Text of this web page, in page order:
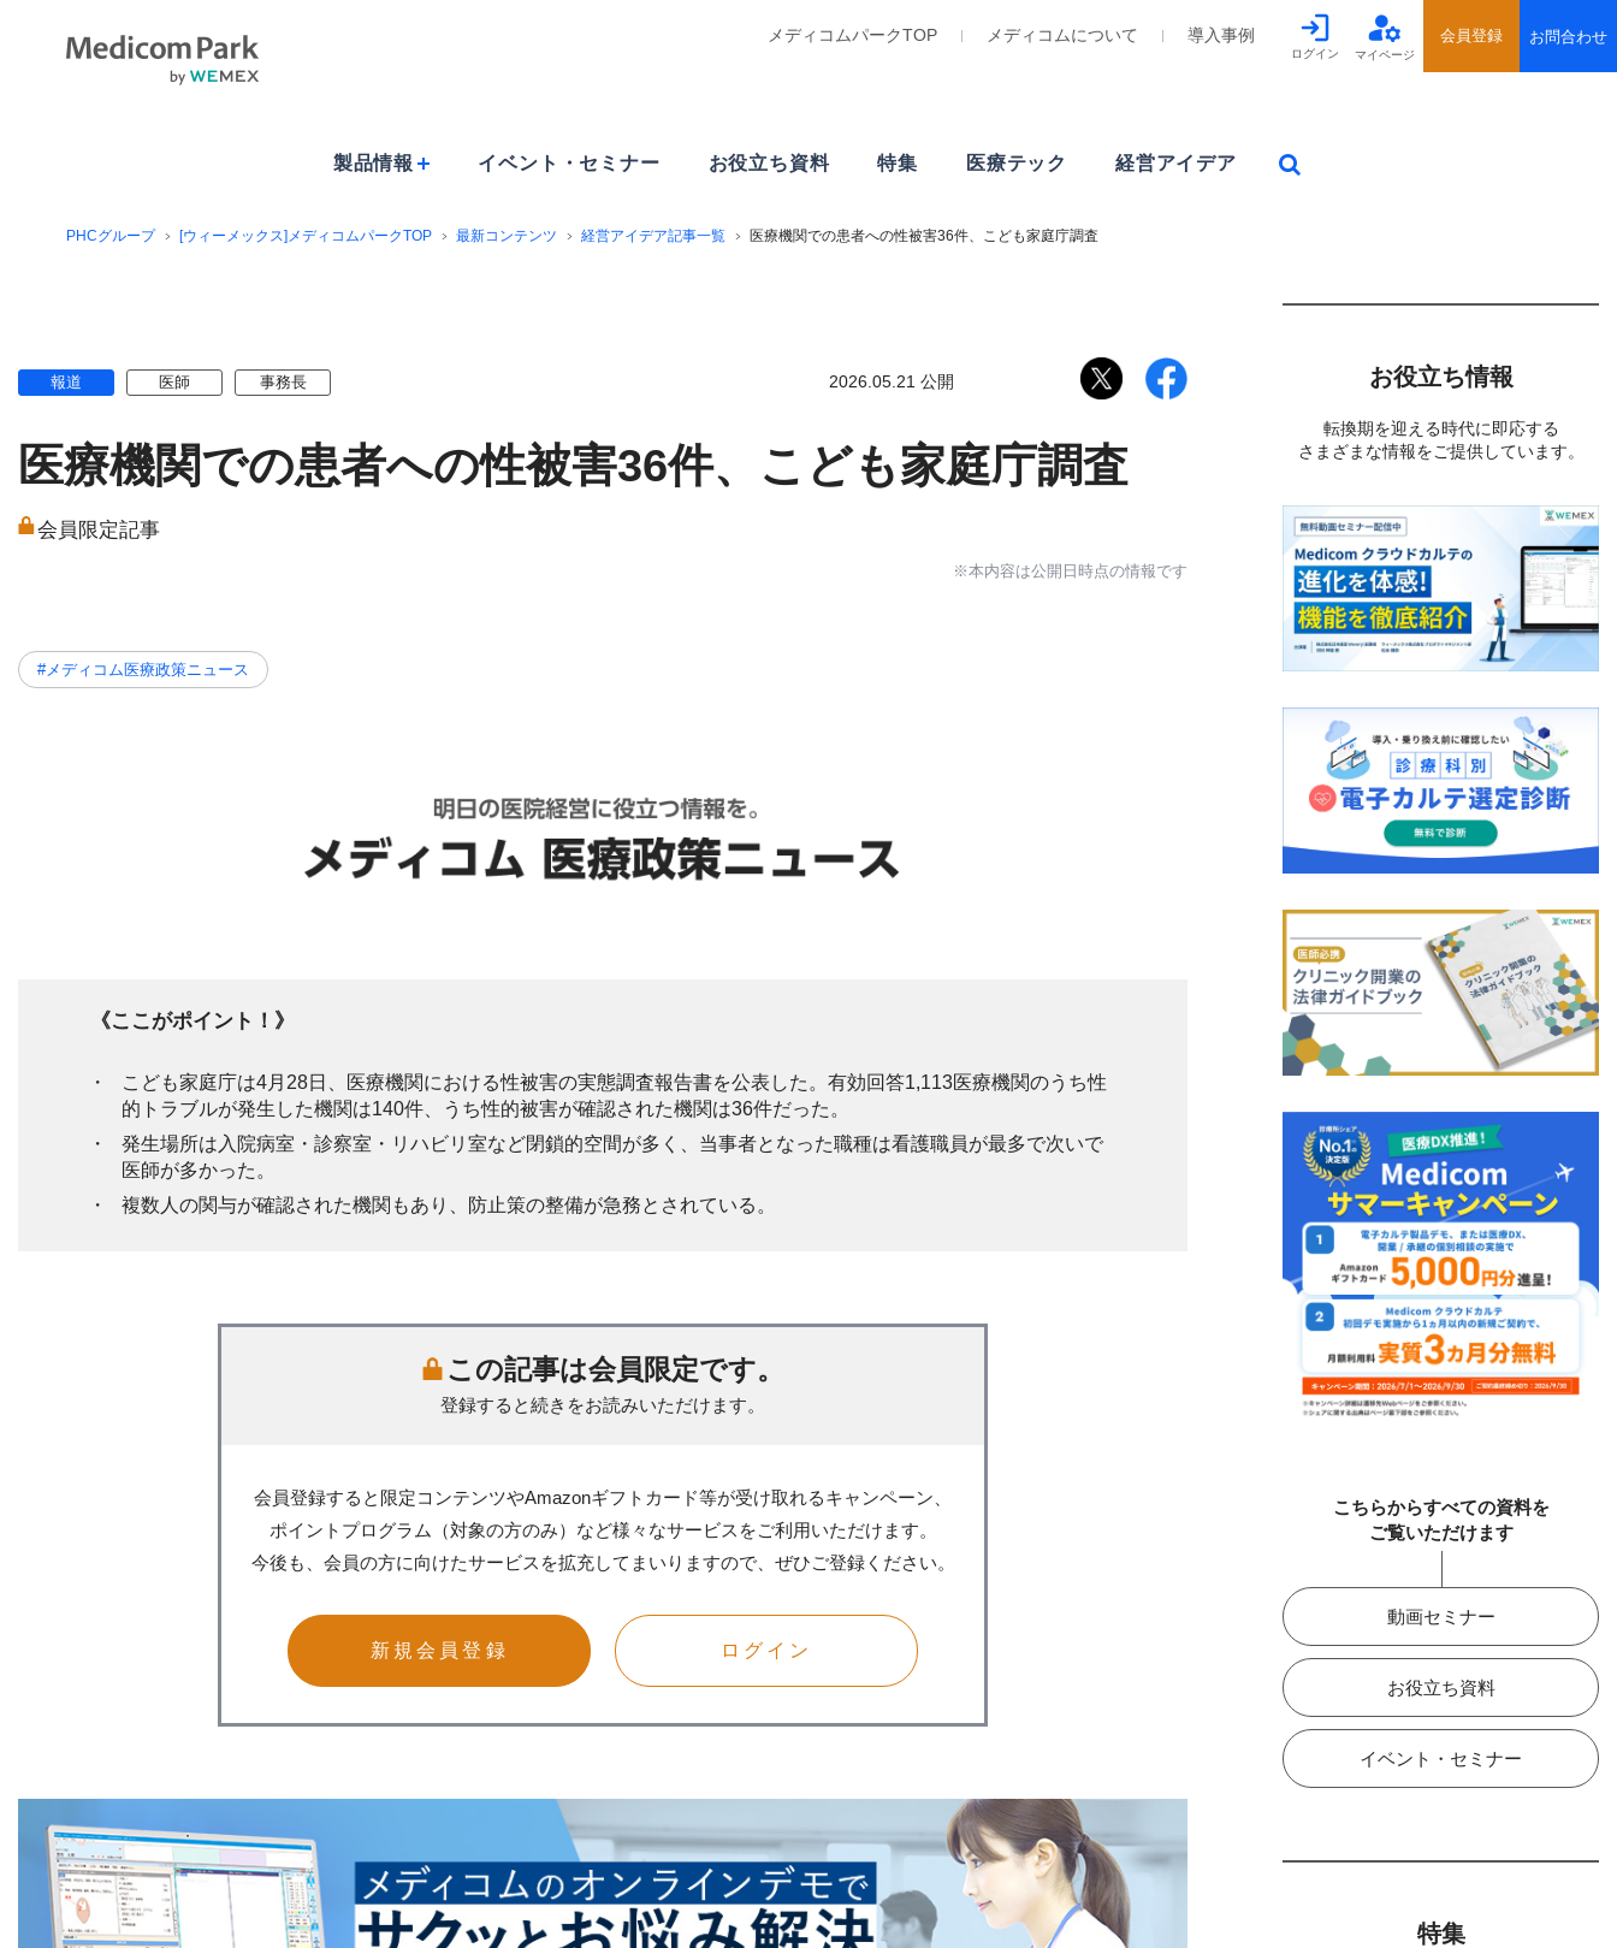
製品情報 イベント・ セミナー お役立ち資料 特集 医療テック 経営アイデア
メディコムパークTOP メディコムについて 導入事例
ログイン マイページ
PHCグループ [ウィーメックス]メディコムパークTOP 最新コンテンツ 経営アイデア記事一覧 医療機関での患者への性被害36件、こども家庭庁調査
報道 医師 事務長 2026.05.21 公開
医療機関での患者への性被害36件、こども家庭庁調査
会員限定記事
※本内容は公開日時点の情報です
#メディコム医療政策ニュース
《ここがポイント！》
こども家庭庁は4月28日、医療機関における性被害の実態調査報告書を公表した。有効回答1,113医療機関のうち性
的トラブルが発生した機関は140件、うち性的被害が確認された機関は36件だった。
発生場所は入院病室・診察室・リハビリ室など閉鎖的空間が多く、当事者となった職種は看護職員が最多で次いで
医師が多かった。
複数人の関与が確認された機関もあり、防止策の整備が急務とされている。
この記事は会員限定です。
登録すると続きをお読みいただけます。
会員登録すると限定コンテンツやAmazonギフトカード等が受け取れるキャンペーン、
ポイントプログラム（対象の方のみ）など様々なサービスをご利用いただけます。
今後も、会員の方に向けたサービスを拡充してまいりますので、ぜひご登録ください。
新規会員登録 ログイン
お役立ち情報
転換期を迎える時代に即応する
さまざまな情報をご提供しています。
こちらからすべての資料を
ご覧いただけます
動画セミナー
お役立ち資料
イベント・セミナー
特集